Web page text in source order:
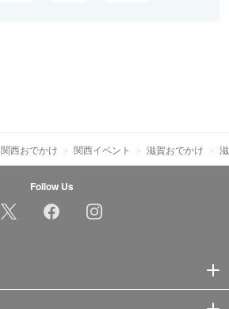
関西おでかけ 関西イベント 滋賀おでかけ
Follow Us